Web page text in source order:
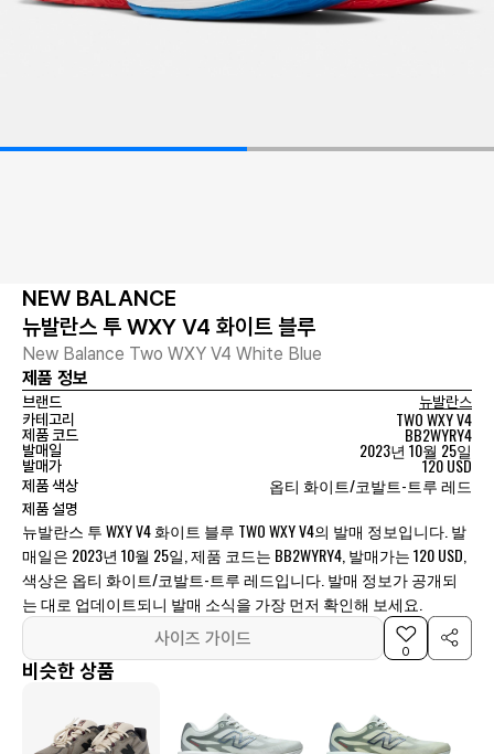
NEW BALANCE
뉴발란스 투 WXY V4 화이트 블루
New Balance Two WXY V4 White Blue
제품 정보
브랜드
뉴발란스
카테고리
TWO WXY V4
제품 코드 BB2WYRY4
발매일 2023년 10월 25일
발매가 120 USD
제품 색상 옵티 화이트/코발트-트루 레드
제품 설명
뉴발란스 투 WXY V4 화이트 블루 TWO WXY V4의 발매 정보입니다. 발
매일은 2023년 10월 25일, 제품 코드는 BB2WYRY4, 발매가는 120 USD,
색상은 옵티 화이트/코발트-트루 레드입니다. 발매 정보가 공개되
는 대로 업데이트되니 발매 소식을 가장 먼저 확인해 보세요.
사이즈 가이드
0
비슷한 상품